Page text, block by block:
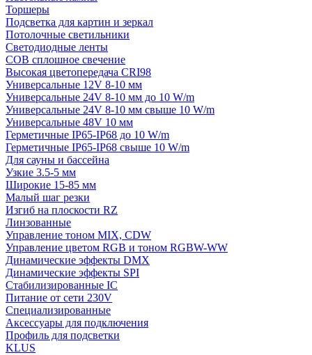
Торшеры
Подсветка для картин и зеркал
Потолочные светильники
Светодиодные ленты
COB сплошное свечение
Высокая цветопередача CRI98
Универсальные 12V 8-10 мм
Универсальные 24V 8-10 мм до 10 W/m
Универсальные 24V 8-10 мм свыше 10 W/m
Универсальные 48V 10 мм
Герметичные IP65-IP68 до 10 W/m
Герметичные IP65-IP68 свыше 10 W/m
Для сауны и бассейна
Узкие 3.5-5 мм
Широкие 15-85 мм
Малый шаг резки
Изгиб на плоскости RZ
Линзованные
Управление тоном MIX, CDW
Управление цветом RGB и тоном RGBW-WW
Динамические эффекты DMX
Динамические эффекты SPI
Стабилизированные IC
Питание от сети 230V
Специализированные
Аксессуары для подключения
Профиль для подсветки
KLUS